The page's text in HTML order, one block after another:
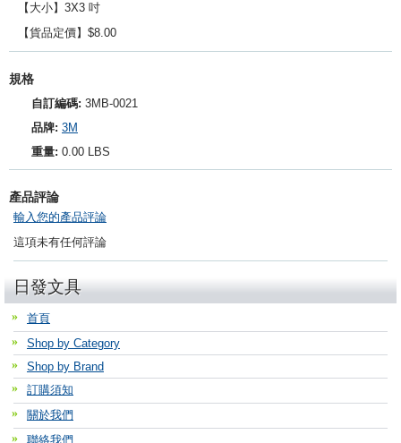
【大小】3X3 吋
【貨品定價】$8.00
規格
自訂編碼: 3MB-0021
品牌: 3M
重量: 0.00 LBS
產品評論
輸入您的產品評論
這項未有任何評論
日發文具
首頁
Shop by Category
Shop by Brand
訂購須知
關於我們
聯絡我們